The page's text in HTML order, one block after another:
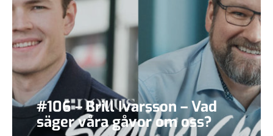
#106 – Brill Ivarsson – Vad
säger våra gåvor om oss?